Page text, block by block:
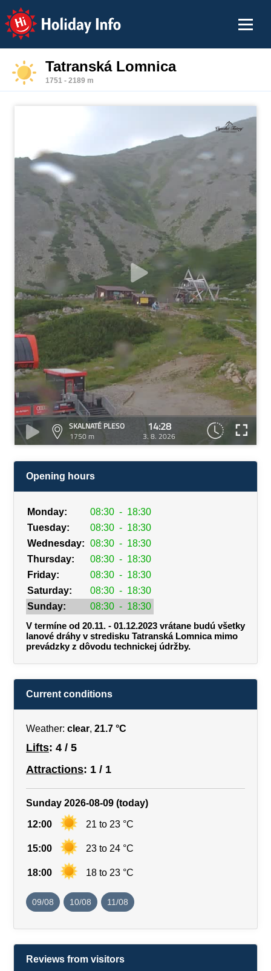
Holiday Info
Tatranská Lomnica
1751 - 2189 m
SKALNATÉ PLESO
1750 m
14:28
3. 8. 2026
Opening hours
Monday: 08:30 - 18:30
Tuesday:
08:30 - 18:30
Wednesday: 08:30 - 18:30
Thursday:
08:30 - 18:30
Friday:
08:30 - 18:30
Saturday:
08:30 - 18:30
Sunday:
08:30 - 18:30
V termíne od 20.11. - 01.12.2023 vrátane budú všetky
lanové dráhy v stredisku Tatranská Lomnica mimo
prevádzky z dôvodu technickej údržby.
Current conditions
Weather: clear, 21.7 °C
Lifts: 4 / 5
Attractions: 1 / 1
Sunday 2026-08-09 (today)
12:00 21 to 23 °C
15:00 23 to 24 °C
18:00 18 to 23 °C
09/08 10/08 11/08
Reviews from visitors